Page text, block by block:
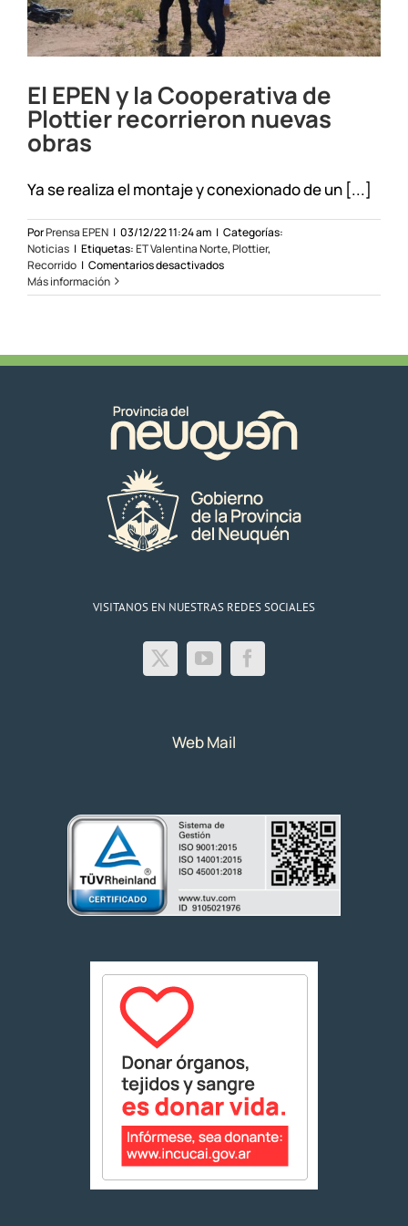
El EPEN y la Cooperativa de
Plottier recorrieron nuevas
obras
Ya se realiza el montaje y conexionado de un [...]
PorPrensa EPEN | 03/12/22 11:24 am | Categorías:
Noticias | Etiquetas:ET Valentina Norte,Plottier,
Recorrido | Comentarios desactivadosen
EPEN
de
obras
Más información
VISITANOS EN NUESTRAS REDES SOCIALES
Web Mail